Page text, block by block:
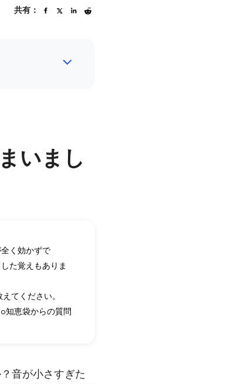
共有：
いまし
く効かずで
た覚えもありま
てください。
知恵袋からの質問
音が小さすぎた